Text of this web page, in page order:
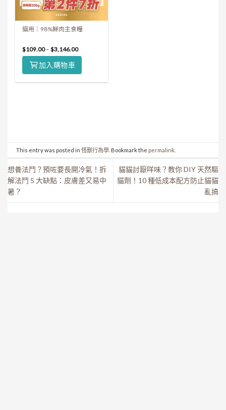
貓用｜98%鮮肉主食糧
$109.00–$3,146.00
加入購物車
This entry was posted in 怪獸行為學. Bookmark the permalink.
想養法鬥？預咗要長開冷氣！拆
解法鬥 5 大缺點：皮膚差又易中
暑？
貓貓討厭咩味？教你 DIY 天然驅
貓劑！10 種低成本配方防止貓貓
亂搞